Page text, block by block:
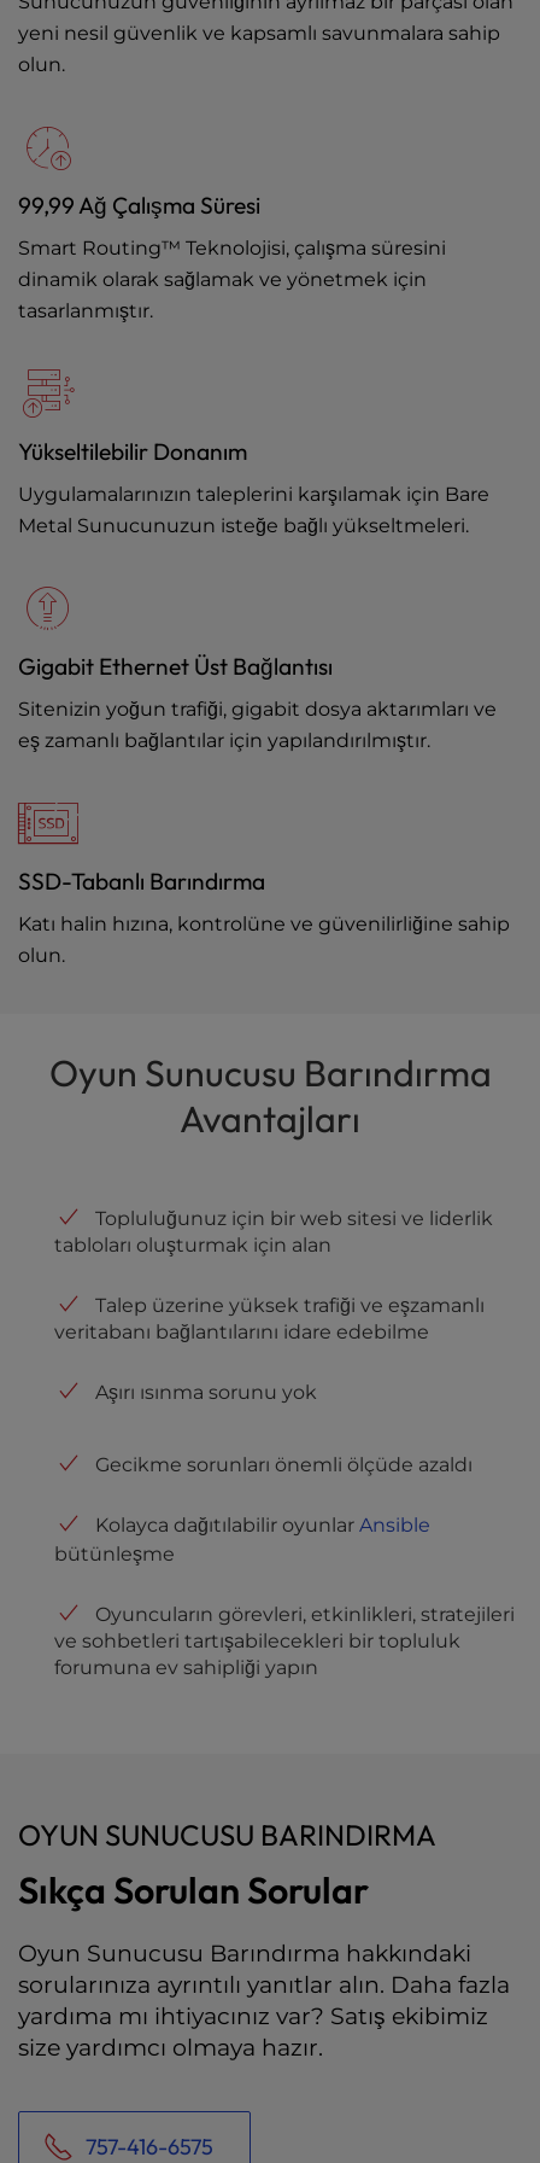
yeni nesil güvenlik ve kapsamlı savunmalara sahip
olun.
99,99 Ağ Çalışma Süresi
Smart Routing™ Teknolojisi, çalışma süresini
dinamik olarak sağlamak ve yönetmek için
tasarlanmıştır.
Yükseltilebilir Donanım
Uygulamalarınızın taleplerini karşılamak için Bare
Metal Sunucunuzun isteğe bağlı yükseltmeleri.
Gigabit Ethernet Üst Bağlantısı
Sitenizin yoğun trafiği, gigabit dosya aktarımları ve
eş zamanlı bağlantılar için yapılandırılmıştır.
SSD-Tabanlı Barındırma
Katı halin hızına, kontrolüne ve güvenilirliğine sahip
olun.
Oyun Sunucusu Barındırma
Avantajları
Topluluğunuz için bir web sitesi ve liderlik
tabloları oluşturmak için alan
Talep üzerine yüksek trafiği ve eşzamanlı
veritabanı bağlantılarını idare edebilme
Aşırı ısınma sorunu yok
Gecikme sorunları önemli ölçüde azaldı
Kolayca dağıtılabilir oyunlar Ansible
bütünleşme
Oyuncuların görevleri, etkinlikleri, stratejileri
ve sohbetleri tartışabilecekleri bir topluluk
forumuna ev sahipliği yapın
OYUN SUNUCUSU BARINDIRMA
Sıkça Sorulan Sorular
Oyun Sunucusu Barındırma hakkındaki
sorularınıza ayrıntılı yanıtlar alın. Daha fazla
yardıma mı ihtiyacınız var? Satış ekibimiz
size yardımcı olmaya hazır.
757-416-6575